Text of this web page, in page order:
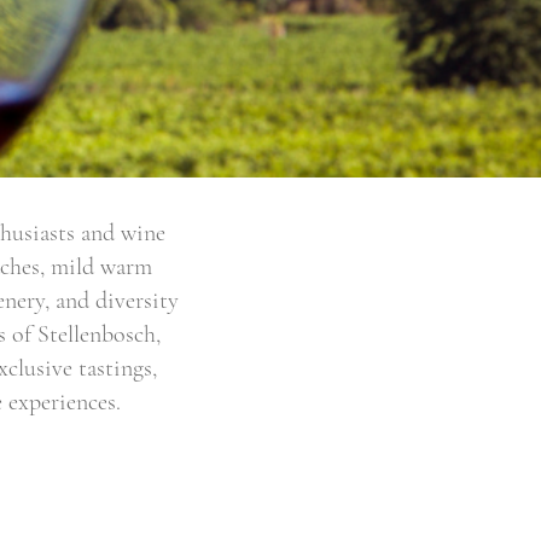
and wine
mild warm
and diversity
Stellenbosch,
tastings,